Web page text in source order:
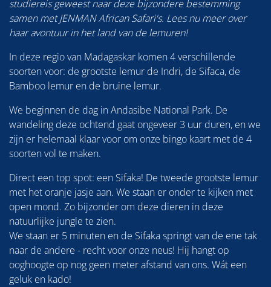
studiereis geweest naar deze bijzondere bestemming
samen met JENMAN African Safari's. Lees nu meer over
haar avontuur in het land van de lemuren!
In deze regio van Madagaskar komen 4 verschillende
soorten voor: de grootste lemur de Indri, de Sifaca, de
Bamboo lemur en de bruine lemur.
We beginnen de dag in Andasibe National Park. De
wandeling deze ochtend gaat ongeveer 3 uur duren, en we
zijn er helemaal klaar voor om onze bingo kaart met de 4
soorten vol te maken.
Direct een top spot: een Sifaka! De tweede grootste lemur
met het oranje jasje aan. We staan er onder te kijken met
open mond. Zo bijzonder om deze dieren in deze
natuurlijke jungle te zien.
We staan er 5 minuten en de Sifaka springt van de ene tak
naar de andere - recht voor onze neus! Hij hangt op
ooghoogte op nog geen meter afstand van ons. Wát een
geluk en kado!